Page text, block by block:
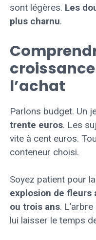
sont légères. Les
plus charnu.
l’achat
Parlons budget. Un
trente euros. Les
vite à cent euros.
conteneur choisi.
Soyez patient pour
explosion de fleurs
ou trois ans.
lui laisser le temps